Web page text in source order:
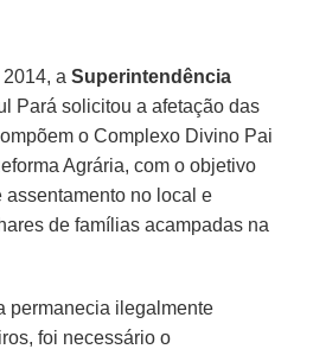
2014, aSuperintendência
Pará solicitou a afetação das
o Complexo Divino Pai
Agrária, com o objetivo
assentamento no local e
de famílias acampadas na
permanecia ilegalmente
foi necessário o